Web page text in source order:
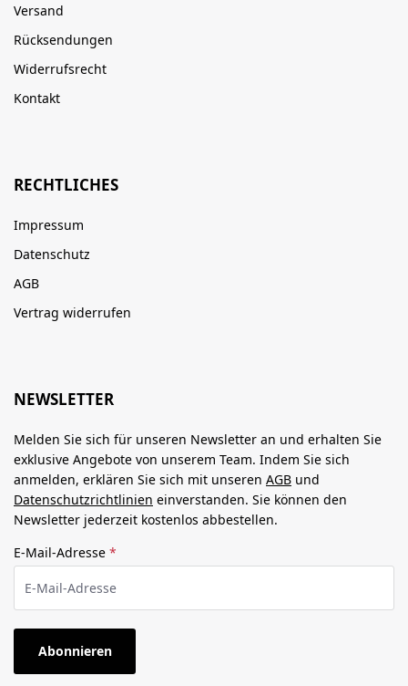
Versand
Rücksendungen
Widerrufsrecht
Kontakt
RECHTLICHES
Impressum
Datenschutz
AGB
Vertrag widerrufen
NEWSLETTER
Melden Sie sich für unseren Newsletter an und erhalten Sie
exklusive Angebote von unserem Team. Indem Sie sich
anmelden, erklären Sie sich mit unseren AGB und
Datenschutzrichtlinien einverstanden. Sie können den
Newsletter jederzeit kostenlos abbestellen.
E-Mail-Adresse *
Abonnieren